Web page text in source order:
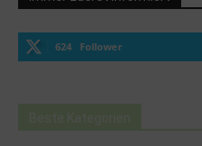
624 Follower